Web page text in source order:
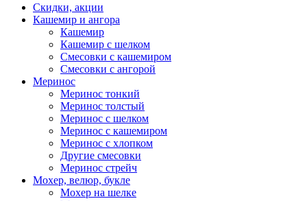
Скидки, акции
Кашемир и ангора
Кашемир
Кашемир с шелком
Смесовки с кашемиром
Смесовки с ангорой
Меринос
Меринос тонкий
Меринос толстый
Меринос с шелком
Меринос с кашемиром
Меринос с хлопком
Другие смесовки
Меринос стрейч
Мохер, велюр, букле
Мохер на шелке